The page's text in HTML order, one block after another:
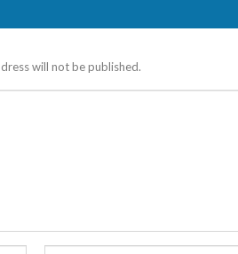
will not be published.